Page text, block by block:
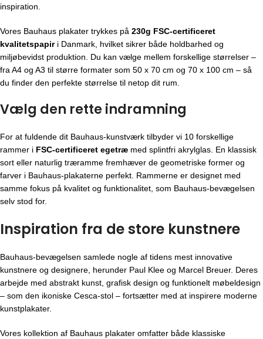
inspiration.
Vores Bauhaus plakater trykkes på 230g FSC-certificeret
kvalitetspapiri Danmark, hvilket sikrer både holdbarhed og
miljøbevidst produktion. Du kan vælge mellem forskellige størrelser –
fra A4 og A3 til større formater som 50 x 70 cm og 70 x 100 cm – så
du finder den perfekte størrelse til netop dit rum.
Vælg den rette indramning
For at fuldende dit Bauhaus-kunstværk tilbyder vi 10 forskellige
rammer i FSC-certificeret egetræ med splintfri akrylglas. En klassisk
sort eller naturlig træramme fremhæver de geometriske former og
farver i Bauhaus-plakaterne perfekt. Rammerne er designet med
samme fokus på kvalitet og funktionalitet, som Bauhaus-bevægelsen
selv stod for.
Inspiration fra de store kunstnere
Bauhaus-bevægelsen samlede nogle af tidens mest innovative
kunstnere og designere, herunder Paul Klee og Marcel Breuer. Deres
arbejde med abstrakt kunst, grafisk design og funktionelt møbeldesign
– som den ikoniske Cesca-stol – fortsætter med at inspirere moderne
kunstplakater.
Vores kollektion af Bauhaus plakater omfatter både klassiske